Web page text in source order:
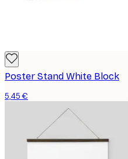
Poster Stand White Block
5,45 €